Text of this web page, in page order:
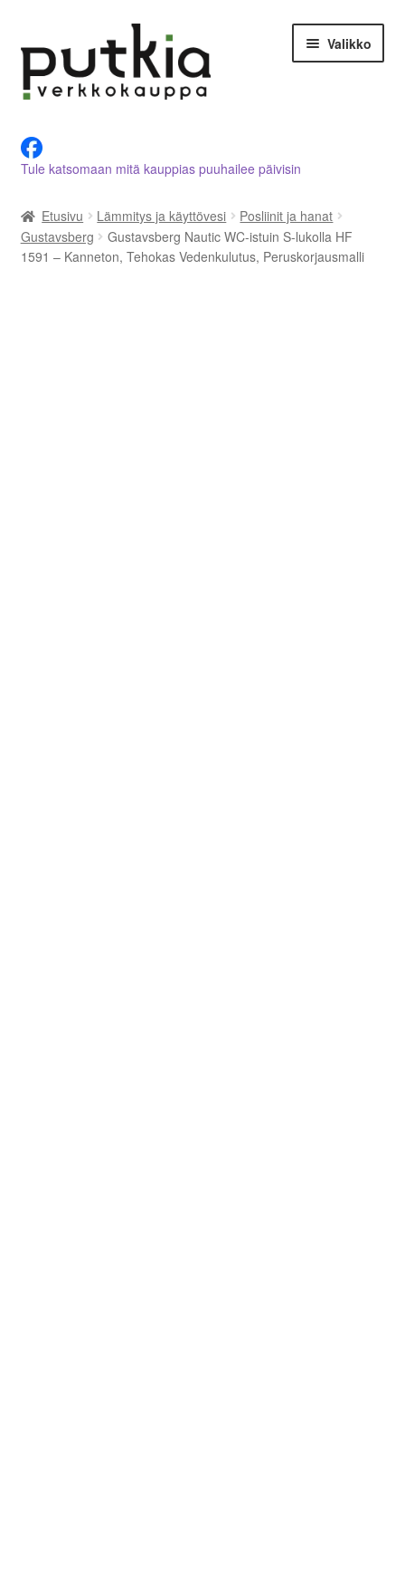
navigointiin
sisältöön
Valikko
Tietoja meistä
Asiakastilini
Ostoskori
Tule katsomaan mitä kauppias puuhailee päivisin
Etusivu Lämmitys ja käyttövesi
Posliinit ja hanat
Gustavsberg
Gustavsberg Nautic WC-istuin S-lukolla HF
1591 – Kanneton, Tehokas Vedenkulutus, Peruskorjausmalli